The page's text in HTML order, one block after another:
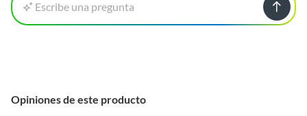
Escribe una pregunta
Opiniones de este producto